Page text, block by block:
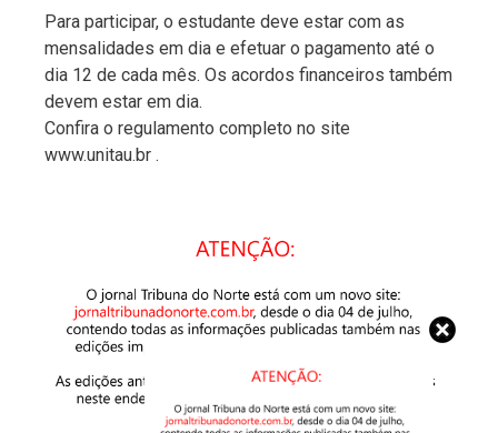
Para participar, o estudante deve estar com as
mensalidades em dia e efetuar o pagamento até o
dia 12 de cada mês. Os acordos financeiros também
devem estar em dia.
Confira o regulamento completo no site
www.unitau.br .